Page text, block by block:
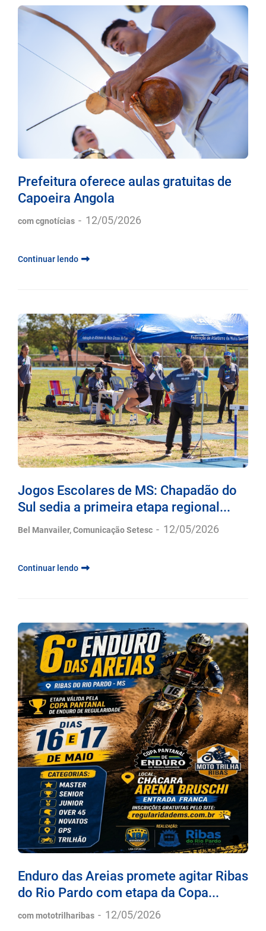
Prefeitura oferece aulas gratuitas de
Capoeira Angola
com cgnotícias - 12/05/2026
Continuar lendo
Jogos Escolares de MS: Chapadão do
Sul sedia a primeira etapa regional...
Bel Manvailer, Comunicação Setesc - 12/05/2026
Continuar lendo
Enduro das Areias promete agitar Ribas
do Rio Pardo com etapa da Copa...
com mototrilharibas - 12/05/2026